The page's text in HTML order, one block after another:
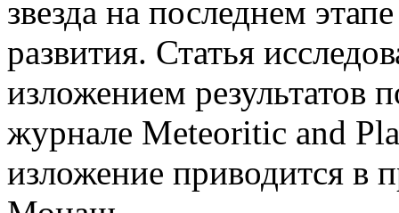
звезда на последнем
развития. Статья
изложением результатов
журнале Meteoritic and
изложение приводится в